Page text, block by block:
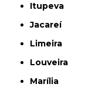
Itupeva
Jacareí
Limeira
Louveira
Marília